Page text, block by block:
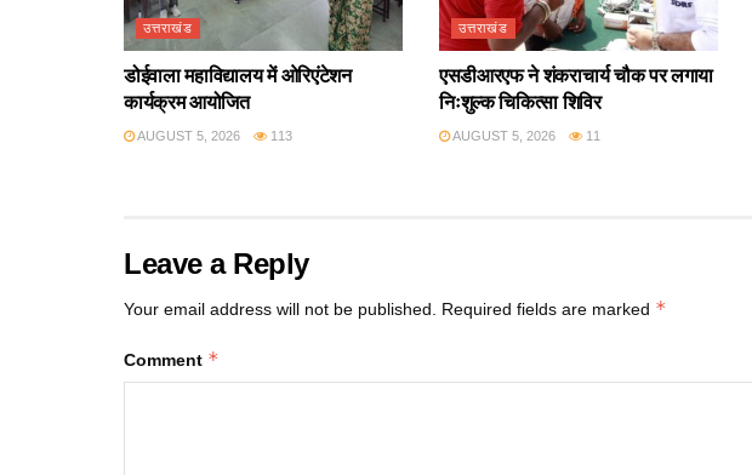
उत्तराखंड
डोईवाला महाविद्यालय में ओरिएंटेशन
कार्यक्रम आयोजित
AUGUST 5, 2026 113
उत्तराखंड
एसडीआरएफ ने शंकराचार्य चौक पर लगाया
निःशुल्क चिकित्सा शिविर
AUGUST 5, 2026 11
Leave a Reply
Your email address will not be published. Required fields are marked *
Comment *